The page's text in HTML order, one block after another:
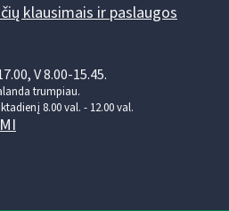
klausimais ir paslaugos
V 8.00-15.45.
trumpiau.
8.00 val. - 12.00 val.